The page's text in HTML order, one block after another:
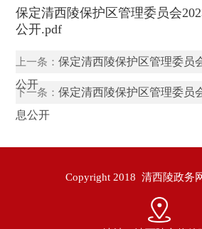
保定清西陵保护区管理委员会
公开.pdf
上一条：保定清西陵保护区管理委员
公开
下一条：保定清西陵保护区管理委员
息公开
Copyright 2018 清西陵政务